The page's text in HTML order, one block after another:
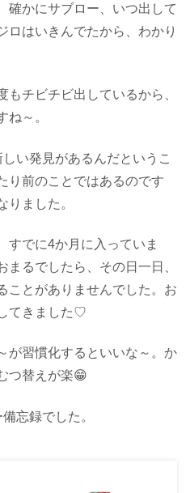
確かにサブロー、いつ出して
ロはいきんでたから、わかり
チビチビ出しているから、
ね～。
い発見があるんだというこ
り前のことではあるのです
りました。
すでに4か月に入っていま
るでしたら、その日一日、
ことがありませんでした。お
てきました♡
が習慣化するといいな～。か
つ替えが楽😁
忘録でした。